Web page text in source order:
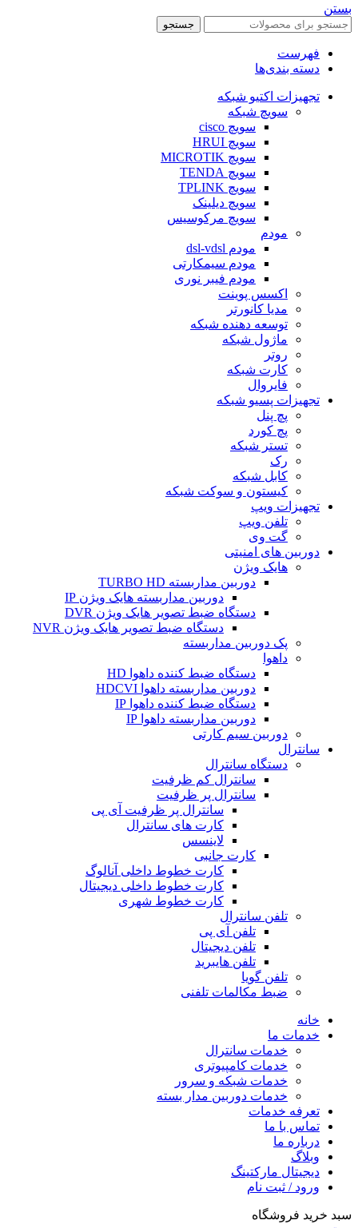
بستن
جستجو
فهرست
دسته بندی‌ها
تجهیزات اکتیو شبکه
سویچ شبکه
سویچ cisco
سویچ HRUI
سویچ MICROTIK
سویچ TENDA
سویچ TPLINK
سویچ دیلینک
سویچ مرکوسیس
مودم
مودم dsl-vdsl
مودم سیمکارتی
مودم فیبر نوری
اکسس پوینت
مدیا کانورتر
توسعه دهنده شبکه
ماژول شبکه
روتر
کارت شبکه
فایروال
تجهیزات پسیو شبکه
پچ پنل
پچ کورد
تستر شبکه
رک
کابل شبکه
کیستون و سوکت شبکه
تجهیزات ویپ
تلفن ویپ
گت وی
دوربین های امنیتی
هایک ویژن
دوربین مداربسته TURBO HD
دوربین مداربسته هایک ویژن IP
دستگاه ضبط تصویر هایک ویژن DVR
دستگاه ضبط تصویر هایک ویژن NVR
پک دوربین مداربسته
داهوا
دستگاه ضبط کننده داهوا HD
دوربین مداربسته داهوا HDCVI
دستگاه ضبط کننده داهوا IP
دوربین مداربسته داهوا IP
دوربین سیم کارتی
سانترال
دستگاه سانترال
سانترال کم ظرفیت
سانترال پر ظرفیت
سانترال پر ظرفیت آی پی
کارت های سانترال
لاینسس
کارت جانبی
کارت خطوط داخلی آنالوگ
کارت خطوط داخلی دیجیتال
کارت خطوط شهری
تلفن سانترال
تلفن آی پی
تلفن دیجیتال
تلفن هایبرید
تلفن گویا
ضبط مکالمات تلفنی
خانه
خدمات ما
خدمات سانترال
خدمات کامپیوتری
خدمات شبکه و سرور
خدمات دوربین مدار بسته
تعرفه خدمات
تماس با ما
درباره ما
وبلاگ
دیجیتال مارکتینگ
ورود / ثبت نام
سبد خرید فروشگاه